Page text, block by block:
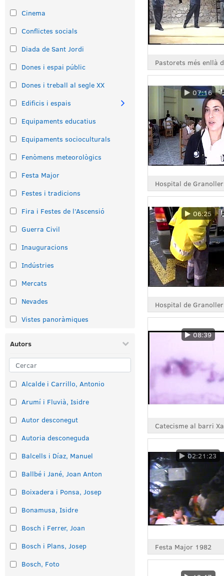
Cinema
Conflictes socials
Diada de Sant Jordi
Dones i espai públic
Dones i treball al segle XX
Edificis i espais
Equipaments educatius
Equipaments socioculturals
Fenòmens meteorològics
Festa Major
Festes i tradicions
Fira i Festes de l’Ascensió
Guerra Civil
Inauguracions
Indústries
Mercats
Nevades
Vistes panoràmiques
Autors
Alcalde i Carrillo, Antonio
Arumí i Fluvià, Isidre
Autor desconegut
Autoria desconeguda
Balcells i Díaz, Manuel
Ballbé i Jané, Joan Anton
Boixadera i Ponsa, Josep
Bonamusa, Isidre
Bosch i Ferrer, Joan
Bosch i Plans, Josep
Bosch, Foto
07:16
06:25
08:39
Catecisme al barri
02:21:23
Festa Major 1982